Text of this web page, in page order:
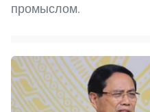
промыслом.